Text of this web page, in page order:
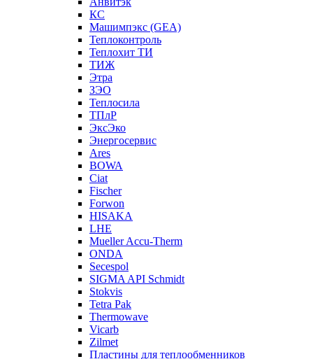
КС
Машимпэкс (GEA)
Теплоконтроль
Теплохит ТИ
ТИЖ
Этра
ЗЭО
Теплосила
ТПлР
ЭксЭко
Энергосервис
Ares
BOWA
Ciat
Fischer
Forwon
HISAKA
LHE
Mueller Accu-Therm
ONDA
Secespol
SIGMA API Schmidt
Stokvis
Tetra Pak
Thermowave
Vicarb
Zilmet
Пластины для теплообменников